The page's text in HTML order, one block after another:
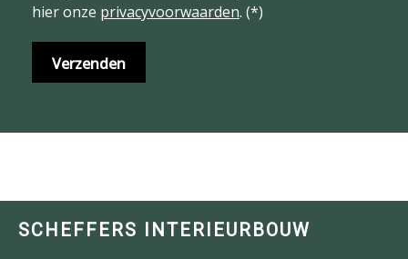
hier onze privacyvoorwaarden. (*)
SCHEFFERS INTERIEURBOUW